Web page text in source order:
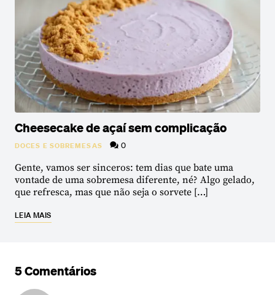
Cheesecake de açaí sem complicação
DOCES E SOBREMESAS 0
Gente, vamos ser sinceros: tem dias que bate uma
vontade de uma sobremesa diferente, né? Algo gelado,
que refresca, mas que não seja o sorvete […]
LEIA MAIS
5 Comentários